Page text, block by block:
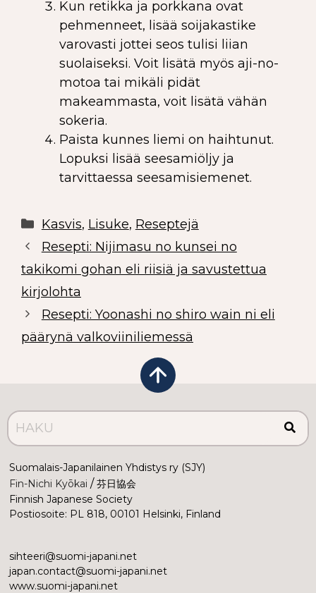
Kun retikka ja porkkana ovat
pehmenneet, lisää soijakastike
varovasti jottei seos tulisi liian
suolaiseksi. Voit lisätä myös aji-no-
motoa tai mikäli pidät
makeammasta, voit lisätä vähän
sokeria.
Paista kunnes liemi on haihtunut.
Lopuksi lisää seesamiöljy ja
tarvittaessa seesamisiemenet.
Kasvis, Lisuke, Reseptejä
Resepti: Nijimasu no kunsei no
takikomi gohan eli riisiä ja savustettua
kirjolohta
Resepti: Yoonashi no shiro wain ni eli
päärynä valkoviiniliemessä
Suomalais-Japanilainen Yhdistys ry (SJY)
Fin-Nichi Kyōkai / 芬日協会
Finnish Japanese Society
Postiosoite: PL 818, 00101 Helsinki, Finland
sihteeri@suomi-japani.net
japan.contact@suomi-japani.net
www.suomi-japani.net